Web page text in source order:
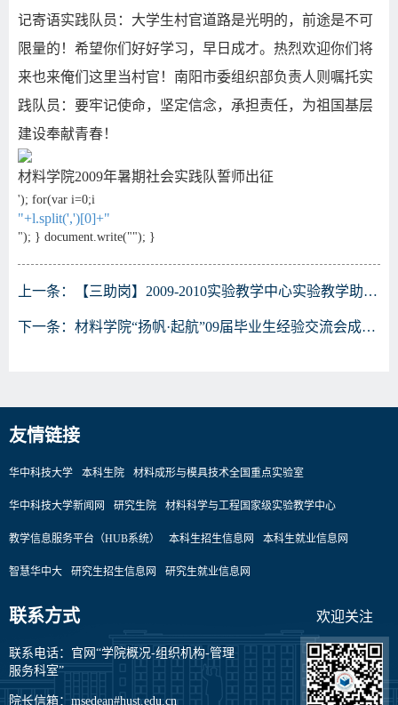
记寄语实践队员：大学生村官道路是光明的，前途是不可
限量的！希望你们好好学习，早日成才。热烈欢迎你们将
来也来俺们这里当村官！南阳市委组织部负责人则嘱托实
践队员：要牢记使命，坚定信念，承担责任，为祖国基层
建设奉献青春！
材料学院2009年暑期社会实践队誓师出征
'); for(var i=0;i
"+l.split(',')[0]+"
"); } document.write(""); }
上一条： 【三助岗】2009-2010实验教学中心实验教学助教岗位
下一条： 材料学院“扬帆·起航”09届毕业生经验交流会成功举行
友情链接
华中科技大学 本科生院 材料成形与模具技术全国重点实验室
华中科技大学新闻网 研究生院 材料科学与工程国家级实验教学中心
教学信息服务平台（HUB系统） 本科生招生信息网 本科生就业信息网
智慧华中大 研究生招生信息网 研究生就业信息网
联系方式
联系电话：官网“学院概况-组织机构-管理
服务科室”
院长信箱：msedean#hust.edu.cn
欢迎关注